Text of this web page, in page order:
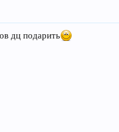
дц подарить